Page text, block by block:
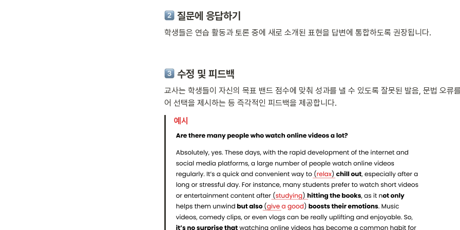
질문에 응답하기
학생들은 연습 활동과 토론 중에 새로 소개된 표현을 답변에 통합하도록 권장됩니다.
수정 및 피드백
교사는 학생들이 자신의 목표 밴드 점수에 맞춰 성과를 낼 수 있도록 잘못된 발음, 문법 오류
어 선택을 제시하는 등 즉각적인 피드백을 제공합니다.
예시